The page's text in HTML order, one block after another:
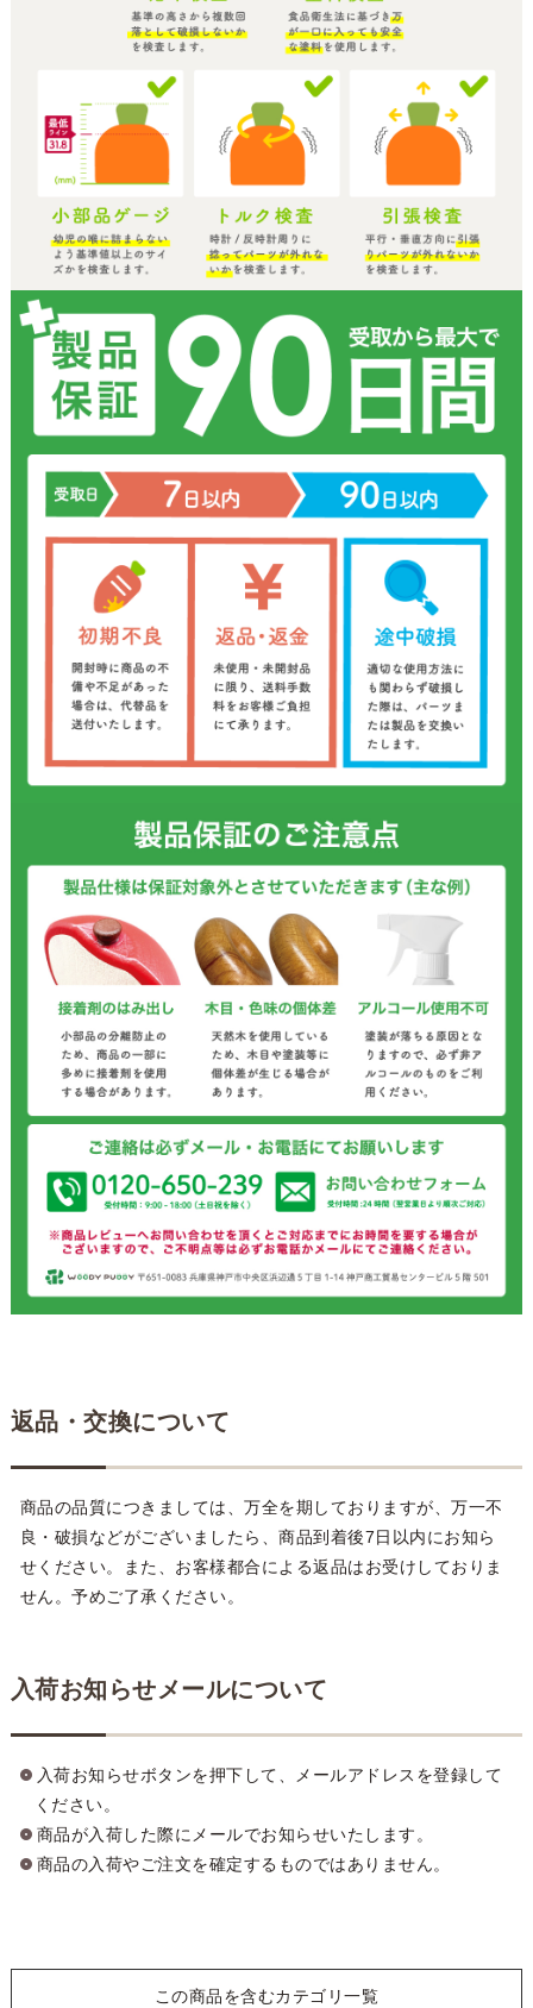
返品・交換について
商品の品質につきましては、万全を期しておりますが、万一不
良・破損などがございましたら、商品到着後7日以内にお知ら
せください。また、お客様都合による返品はお受けしておりま
せん。予めご了承ください。
入荷お知らせメールについて
入荷お知らせボタンを押下して、メールアドレスを登録して
ください。
商品が入荷した際にメールでお知らせいたします。
商品の入荷やご注文を確定するものではありません。
この商品を含むカテゴリ一覧